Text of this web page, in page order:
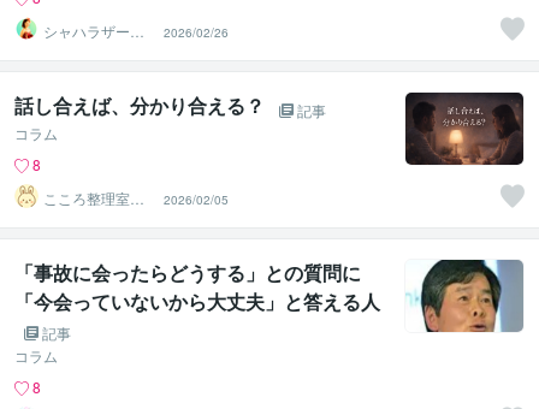
シャハラザード
沙織
2026/02/26
話し合えば、分かり合える？
記事
コラム
8
こころ整理室＠
相談実績14年
2026/02/05
「事故に会ったらどうする」との質問に
「今会っていないから大丈夫」と答える人
間と付き合えますか？
記事
コラム
8